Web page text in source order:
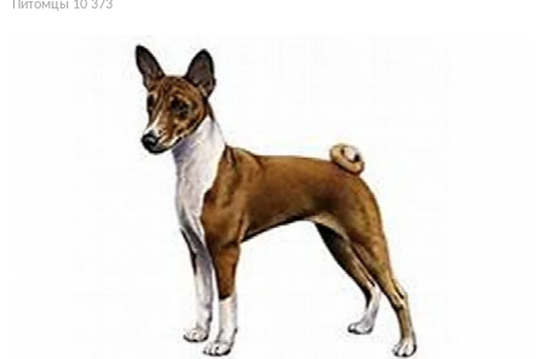
Питомцы 10 373